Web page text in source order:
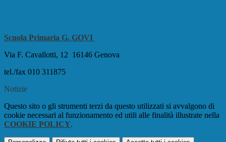
Scuola Primaria G. GOVI
Via F. Cavallotti, 12 16146 Genova
tel./fax 010 311875
Notizie
Questo sito o gli strumenti terzi da questo utilizzati si avvalgono di
cookie necessari al funzionamento ed utili alle finalità illustrate nella
COOKIE POLICY.